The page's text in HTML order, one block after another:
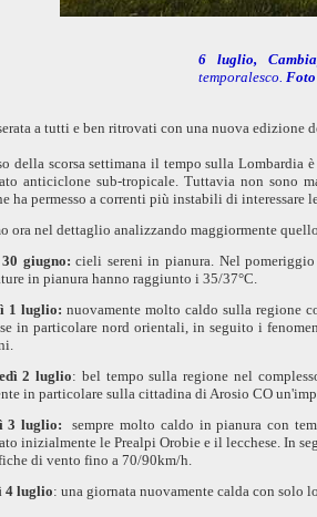
6 luglio,
temporalesco.
a tutti e ben ritrovati con una nuova edizione
della scorsa settimana il tempo sulla Lombardia
anticiclone sub-tropicale. Tuttavia non sono
ha permesso a correnti più instabili di
ora nel dettaglio analizzando maggiormente
giugno: cieli sereni in pianura. Nel
in pianura hanno raggiunto i 35/37°C.
1 luglio: nuovamente molto caldo sulla regione
in particolare nord orientali, in seguito i
2luglio: bel tempo sulla regione nel
in particolare sulla cittadina di Arosio CO
3 luglio:sempre molto caldo in pianura con
inizialmente le Prealpi Orobie e il lecchese. In
di vento fino a 70/90km/h.
4 luglio: una giornata nuovamente calda con